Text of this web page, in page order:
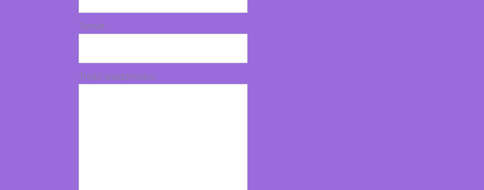
Temat
Treść wiadomości